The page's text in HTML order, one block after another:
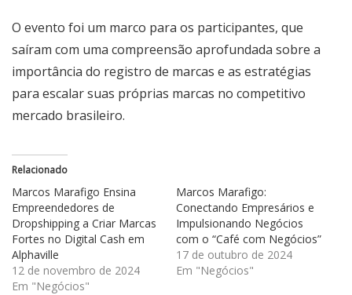
O evento foi um marco para os participantes, que
saíram com uma compreensão aprofundada sobre a
importância do registro de marcas e as estratégias
para escalar suas próprias marcas no competitivo
mercado brasileiro.
Relacionado
Marcos Marafigo Ensina
Empreendedores de
Dropshipping a Criar Marcas
Fortes no Digital Cash em
Alphaville
12 de novembro de 2024
Em "Negócios"
Marcos Marafigo:
Conectando Empresários e
Impulsionando Negócios
com o “Café com Negócios”
17 de outubro de 2024
Em "Negócios"